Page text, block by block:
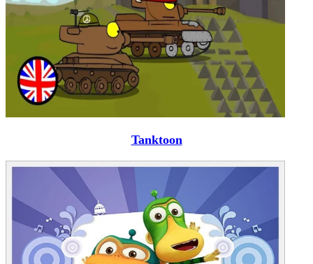
Tanktoon